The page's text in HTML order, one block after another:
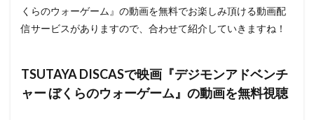
くらのウォーゲーム』の動画を無料でお楽しみ頂ける動画配
信サービスがありますので、合わせて紹介していきますね！
TSUTAYA DISCASで映画『デジモンアドベンチ
ャー ぼくらのウォーゲーム』の動画を無料視聴